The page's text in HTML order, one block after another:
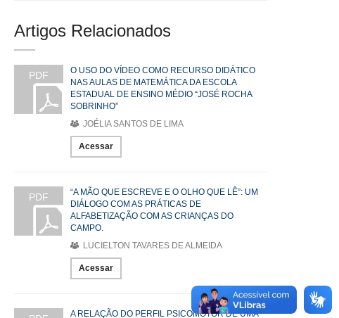
Artigos Relacionados
PDF
O USO DO VÍDEO COMO RECURSO DIDÁTICO
NAS AULAS DE MATEMÁTICA DA ESCOLA
ESTADUAL DE ENSINO MÉDIO “JOSÉ ROCHA
SOBRINHO”
JOÉLIA SANTOS DE LIMA
Acessar
PDF
“A MÃO QUE ESCREVE E O OLHO QUE LÊ”: UM
DIÁLOGO COM AS PRÁTICAS DE
ALFABETIZAÇÃO COM AS CRIANÇAS DO
CAMPO.
LUCIELTON TAVARES DE ALMEIDA
Acessar
A RELAÇÃO DO PERFIL PSICOMOTOR DE UMA